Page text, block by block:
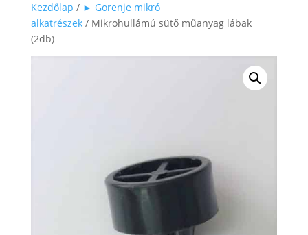
Kezdőlap / ► Gorenje mikró
alkatrészek/ Mikrohullámú sütő műanyag lábak
(2db)